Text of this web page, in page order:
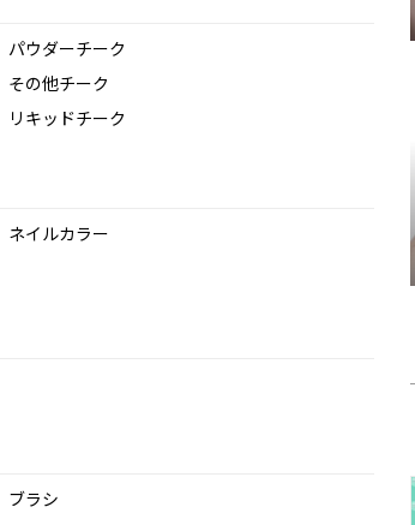
パウダーチーク
その他チーク
リキッドチーク
ネイルカラー
ブラシ